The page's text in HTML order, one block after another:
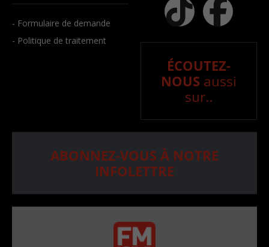
- Formulaire de demande
- Politique de traitement
ÉCOUTEZ-
NOUS aussi
sur..
ABONNEZ-VOUS À NOTRE
INFOLETTRE